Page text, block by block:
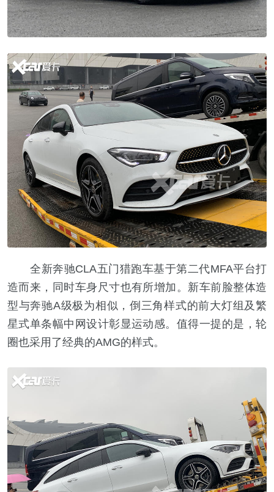
全新奔驰CLA五门猎跑车基于第二代MFA平台打
造而来，同时车身尺寸也有所增加。新车前脸整体造
型与奔驰A级极为相似，倒三角样式的前大灯组及繁
星式单条幅中网设计彰显运动感。值得一提的是，轮
圈也采用了经典的AMG的样式。